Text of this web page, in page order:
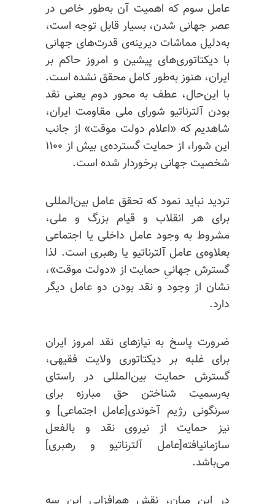
عامل سوم که اهمیت آن به‌طور خاص در
عصر جهانی شدن، بسیار قابل توجه است،
به‌دلیل مماشات دیرینه‌ی قدرت‌های جهانی
با دیکتاتوری‌های پیشین و امروز حاکم بر
ایران،‌ هنوز به‌طور کامل محقق نشده است.
با این‌حال، عطف به محور دوم یعنی نقد
بودن آلترناتیو شورای ملی مقاومت ایران،
شاهدیم که «اعلام دولت موقت» از جانب
این شورا، از حمایت گسترده‌ی بیش از ۱۱۰۰
شخصیت جهانی برخوردار شده است.
تردید نباید نمود که تحقق عامل بین‌المللی
برای هر انقلاب و قیام بزرگ و ملی،‌
مشروط به وجود عامل داخلی یا اجتماعی
بعلاوه‌ی عامل آلترناتیو یا رهبری است. لذا
گسترش جهانیِ حمایت از «دولت موقت»،
نشان از وجود و نقد بودن دو عامل دیگر
دارد.
ضرورت پاسخ به نیازهای نقد امروز ایران
برای غلبه بر دیکتاتوری ولایت فقیهی،
گسترش حمایت بین‌المللی در راستای
به‌رسمیت شناختن حق مبارزه برای
سرنگونی رژیم آخوندی[عامل اجتماعی] و
نیز حمایت از نیروی نقد و بالفعل
سازمانیافته[عامل آلترناتیو و رهبری]
می‌باشد.